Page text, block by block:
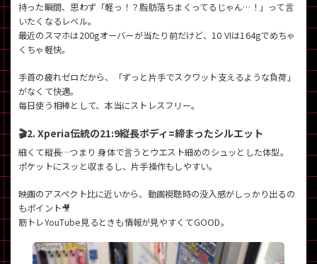
持った瞬間、思わず「軽っ！？脂肪落ちまくってるじゃん…！」って言
いたくなるレベル。
最近のスマホは200gオーバーが当たり前だけど、10 VIは164gでめちゃ
くちゃ軽快。
手首の疲れゼロだから、「ずっと片手でスクワット支えるような負荷」
がなくて快適。
毎日使う相棒として、本当にストレスフリー。
🎬2. Xperia伝統の21:9縦長ボディ=締まったシルエット
細くて縦長…つまり 身体で言うとウエスト細めのシュッとした体型。
ポケットにスッと収まるし、片手操作もしやすい。
映画のアスペクト比に近いから、動画視聴時の没入感がしっかり出るの
もポイント🎥
筋トレYouTube見るときも情報が見やすくてGOOD。